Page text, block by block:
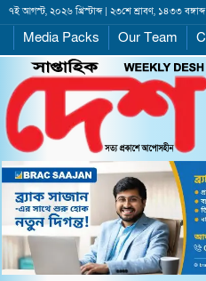
৭ই আগস্ট, ২০২৬ খ্রিস্টাব্দ | ২৩শে শ্রাবণ, ১৪৩৩ বঙ্গাব্দ
Media Packs Our Team